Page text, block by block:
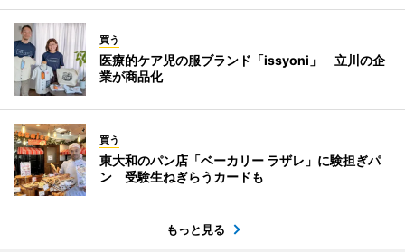
買う
医療的ケア児の服ブランド「issyoni」 立川の企
業が商品化
買う
東大和のパン店「ベーカリー ラザレ」に験担ぎパ
ン 受験生ねぎらうカードも
もっと見る